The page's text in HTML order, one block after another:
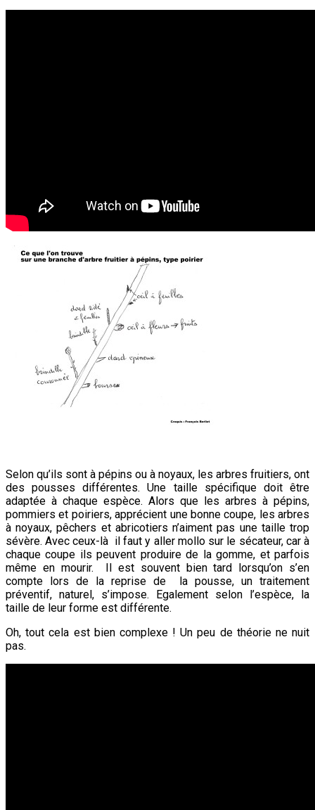
Selon qu’ils sont à pépins ou à noyaux, les arbres fruitiers, ont
des pousses différentes. Une taille spécifique doit être
adaptée à chaque espèce. Alors que les arbres à pépins,
pommiers et poiriers, apprécient une bonne coupe, les arbres
à noyaux, pêchers et abricotiers n’aiment pas une taille trop
sévère. Avec ceux-là il faut y aller mollo sur le sécateur, car à
chaque coupe ils peuvent produire de la gomme, et parfois
même en mourir. Il est souvent bien tard lorsqu’on s’en
compte lors de la reprise de la pousse, un traitement
préventif, naturel, s’impose. Egalement selon l’espèce, la
taille de leur forme est différente.
Oh, tout cela est bien complexe !Un peu de théorie ne nuit
pas.